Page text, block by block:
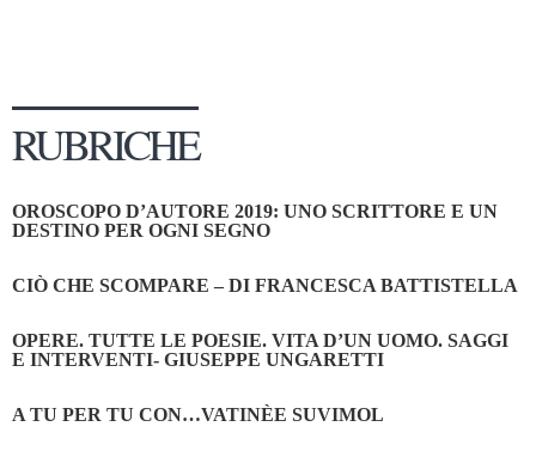
RUBRICHE
OROSCOPO D’AUTORE 2019: UNO SCRITTORE E UN
DESTINO PER OGNI SEGNO
CIÒ CHE SCOMPARE – DI FRANCESCA BATTISTELLA
OPERE. TUTTE LE POESIE. VITA D’UN UOMO. SAGGI
E INTERVENTI- GIUSEPPE UNGARETTI
A TU PER TU CON…VATINÈE SUVIMOL